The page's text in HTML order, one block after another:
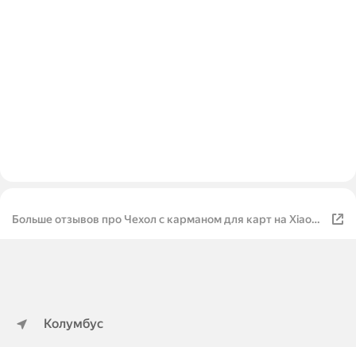
Больше отзывов про Чехол с карманом для карт на Xiaomi
Колумбус